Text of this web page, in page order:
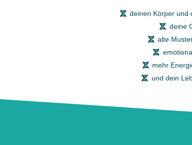
deinen Körper und
deine
alte
mehr
und dein